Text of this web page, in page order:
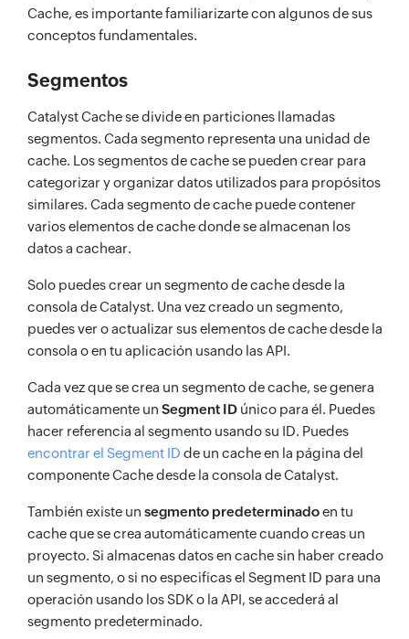
Cache, es importante familiarizarte con algunos de sus
conceptos fundamentales.
Segmentos
Catalyst Cache se divide en particiones llamadas
segmentos. Cada segmento representa una unidad de
cache. Los segmentos de cache se pueden crear para
categorizar y organizar datos utilizados para propósitos
similares. Cada segmento de cache puede contener
varios elementos de cache donde se almacenan los
datos a cachear.
Solo puedes crear un segmento de cache desde la
consola de Catalyst. Una vez creado un segmento,
puedes ver o actualizar sus elementos de cache desde la
consola o en tu aplicación usando las API.
Cada vez que se crea un segmento de cache, se genera
automáticamente un Segment ID único para él. Puedes
hacer referencia al segmento usando su ID. Puedes
encontrar el Segment ID de un cache en la página del
componente Cache desde la consola de Catalyst.
También existe un segmento predeterminadoen tu
cache que se crea automáticamente cuando creas un
proyecto. Si almacenas datos en cache sin haber creado
un segmento, o si no especificas el Segment ID para una
operación usando los SDK o la API, se accederá al
segmento predeterminado.